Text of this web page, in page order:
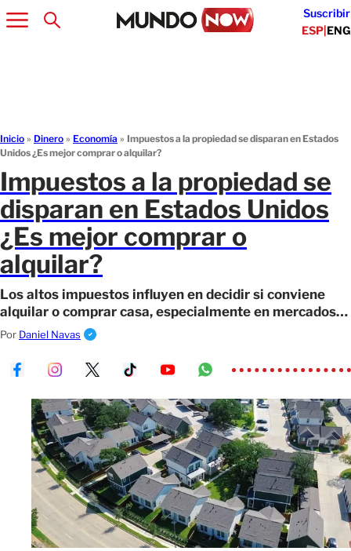
Suscribir
ESP|ENG
Inicio » Dinero » Economía » Impuestos a la propiedad se disparan en Estados
Unidos ¿Es mejor comprar o alquilar?
Impuestos a la propiedad se
disparan en Estados Unidos
¿Es mejor comprar o
alquilar?
Los altos impuestos influyen en decidir si conviene
alquilar o comprar casa, especialmente en mercados
con precios elevados.
Por Daniel Navas